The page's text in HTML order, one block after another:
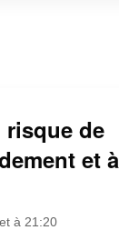
risque de
et à
à 21:20